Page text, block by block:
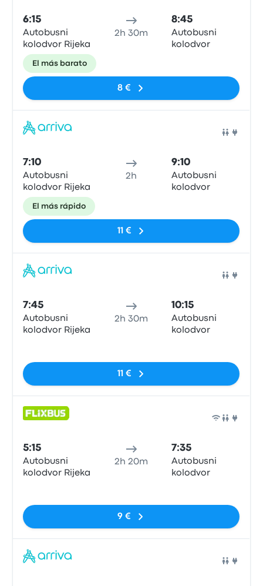
6:15
Autobusni
kolodvor Rijeka
2h 30m
8:45
Autobusni
kolodvor
El más barato
8 €
7:10
Autobusni
kolodvor Rijeka
2h
9:10
Autobusni
kolodvor
El más rápido
11 €
7:45
Autobusni
kolodvor Rijeka
2h 30m
10:15
Autobusni
kolodvor
11 €
5:15
Autobusni
kolodvor Rijeka
2h 20m
7:35
Autobusni
kolodvor
9 €